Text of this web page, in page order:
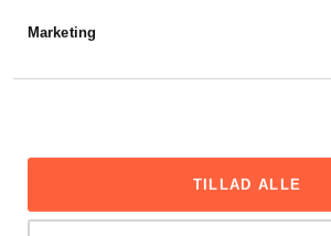
Marketing
TILLAD ALLE